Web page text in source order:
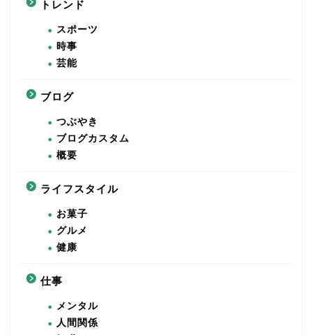
トレンド
スポーツ
時事
芸能
ブログ
つぶやき
ブログカスタム
概要
ライフスタイル
お菓子
グルメ
健康
仕事
メンタル
人間関係